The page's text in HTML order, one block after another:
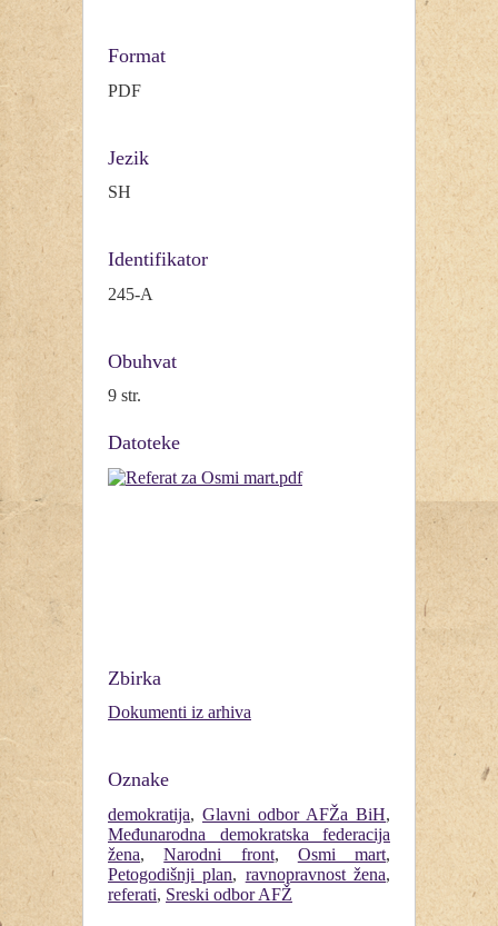
Format
PDF
Jezik
SH
Identifikator
245-A
Obuhvat
9 str.
Datoteke
Zbirka
Dokumenti iz arhiva
Oznake
demokratija, Glavni odbor AFŽa BiH,
Međunarodna demokratska federacija
žena,Narodni front, Osmi mart,
Petogodišnji plan, ravnopravnost žena,
referati, Sreski odbor AFŽ